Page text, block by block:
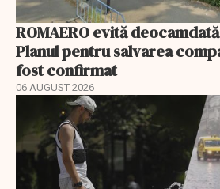
ROMAERO evită
Planul pentru salvarea
fost confirmat
06 AUGUST 2026